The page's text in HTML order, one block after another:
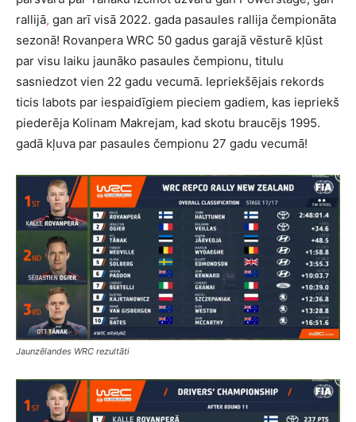
rallijā, gan arī visā 2022. gada pasaules rallija čempionāta
sezonā! Rovanpera WRC 50 gadus garajā vēsturē kļūst
par visu laiku jaunāko pasaules čempionu, titulu
sasniedzot vien 22 gadu vecumā. Iepriekšējais rekords
ticis labots par iespaidīgiem pieciem gadiem, kas iepriekš
piederēja Kolinam Makrejam, kad skotu braucējs 1995.
gadā kļuva par pasaules čempionu 27 gadu vecumā!
Jaunzēlandes WRC rezultāti